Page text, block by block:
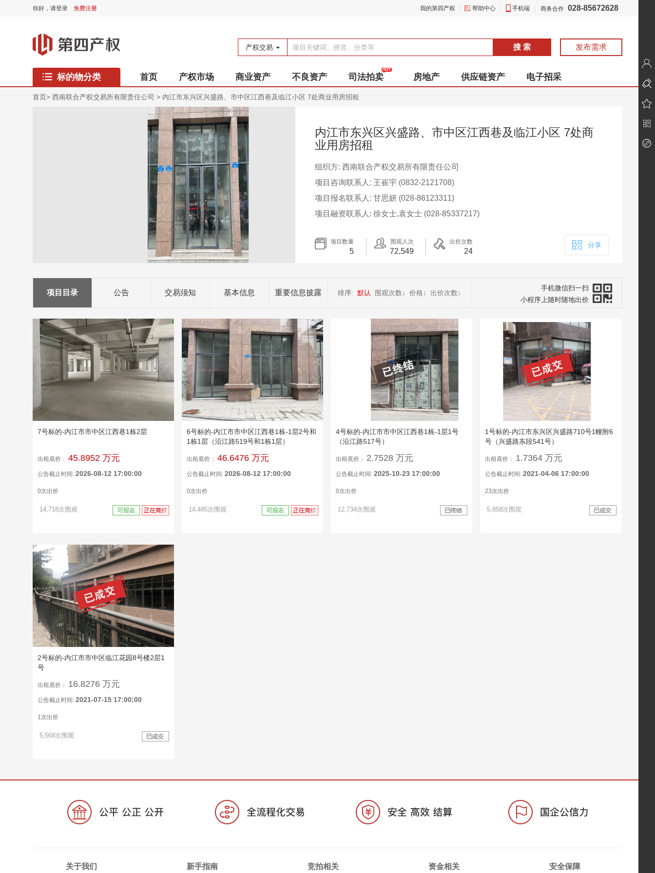
你好， 请登录 免费注册 我的第四产权 帮助中心 手机端 商务合作 028-85672628
产权交易 搜 索 发布需求
标的物分类 首页 产权市场 商业资产 不良资产 司法拍卖 房地产 供应链资产
电子招采
西藏专区
首页> 西南联合产权交易所有限责任公司 > 内江市东兴区兴盛路、市中区江西巷及临江小区 7处商业用房招租
内江市东兴区兴盛路、市中区江西巷及临江小区 7处商
业用房招租
组织方: 西南联合产权交易所有限责任公司
项目咨询联系人: 王崔宇 (0832-2121708)
项目报名联系人: 甘思妍 (028-86123311)
项目融资联系人: 徐女士,袁女士 (028-85337217)
项目数量
5
围观人次
72,549
出价次数
24
分享
项目目录 公告 交易须知 基本信息 重要信息披露 排序: 默认 围观次数↓ 价格↓ 出价次数↓
手机微信扫一扫
小程序上随时随地出价
7号标的-内江市市中区江西巷1栋2层
出租底价： 45.8952 万元
公告截止时间: 2026-08-12 17:00:00
0次出价
14,718次围观
6号标的-内江市市中区江西巷1栋-1层2号和
1栋1层（沿江路519号和1栋1层）
出租底价： 46.6476 万元
公告截止时间: 2026-08-12 17:00:00
0次出价
14,485次围观
4号标的-内江市市中区江西巷1栋-1层1号
（沿江路517号）
出租底价： 2.7528 万元
公告截止时间: 2025-10-23 17:00:00
0次出价
12,734次围观
1号标的-内江市东兴区兴盛路710号1幢附6
号（兴盛路东段541号）
出租底价： 1.7364 万元
公告截止时间: 2021-04-06 17:00:00
23次出价
5,858次围观
2号标的-内江市市中区临江花园8号楼2层1
号
出租底价： 16.8276 万元
公告截止时间: 2021-07-15 17:00:00
1次出价
5,568次围观
关于我们 新手指南 竞拍相关 资金相关 安全保障